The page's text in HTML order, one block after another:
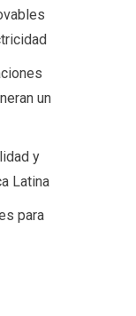
un
y
Latina
para